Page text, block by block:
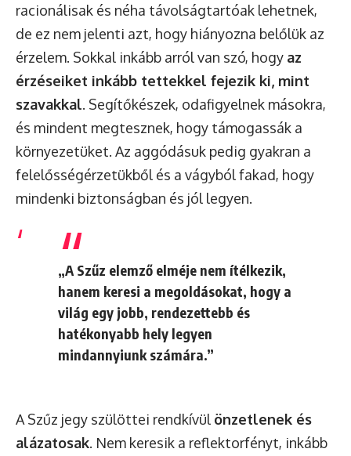
racionálisak és néha távolságtartóak lehetnek,
de ez nem jelenti azt, hogy hiányozna belőlük az
érzelem. Sokkal inkább arról van szó, hogy az
érzéseiket inkább tettekkel fejezik ki, mint
szavakkal. Segítőkészek, odafigyelnek másokra,
és mindent megtesznek, hogy támogassák a
környezetüket. Az aggódásuk pedig gyakran a
felelősségérzetükből és a vágyból fakad, hogy
mindenki biztonságban és jól legyen.
„A Szűz elemző elméje nem ítélkezik,
hanem keresi a megoldásokat, hogy a
világ egy jobb, rendezettebb és
hatékonyabb hely legyen
mindannyiunk számára.”
A Szűz jegy szülöttei rendkívül önzetlenek és
alázatosak. Nem keresik a reflektorfényt, inkább